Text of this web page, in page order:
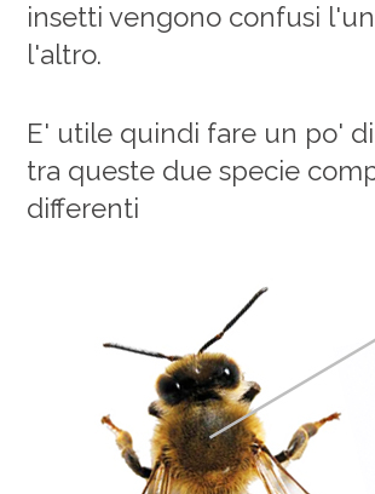
insetti vengono confusi
l'altro.
E' utile quindi fare un po'
tra queste due specie
differenti